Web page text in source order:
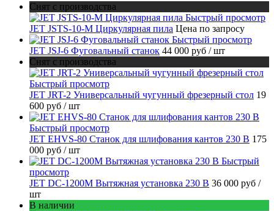
Снят с производства
Быстрый просмотр
JET JSTS-10-M Циркулярная пила Цена по запросу
Быстрый просмотр
JET JSJ-6 Фуговальный станок 44 000 руб / шт
Снят с производства
Быстрый просмотр
JET JRT-2 Универсальный чугунный фрезерный стол 19
600 руб / шт
Быстрый просмотр
JET EHVS-80 Станок для шлифования кантов 230 В 175
000 руб / шт
Быстрый
просмотр
JET DC-1200M Вытяжная установка 230 В 36 000 руб /
шт
В наличии